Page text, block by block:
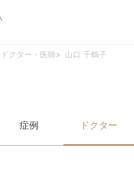
ドクター・医師 山口 千鶴子
症例 ドクター